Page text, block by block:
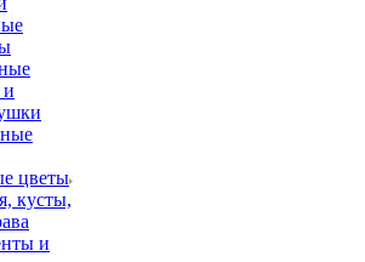
и
цветы
кусты,
и